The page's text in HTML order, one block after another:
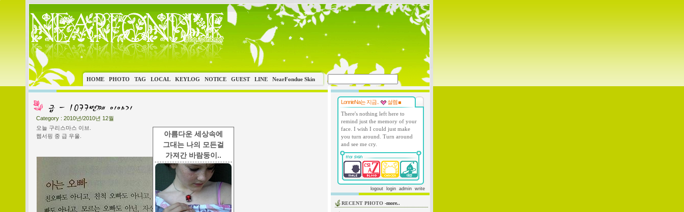
아름다운 세상속에
그대는 나의 모든걸
가져간 바람둥이..
HOME PHOTO TAG LOCAL KEYLOG NOTICE GUEST LINE NearFondue Skin
Category : 2010년/2010년 12월
오늘 구리스마스 이브.
웹서핑 중 급 우울.
LonnieNa는 지금..
설렘
There's nothing left here to
remind just the memory of your
face. I wish I could just make
you turn around. Turn around
and see me cry.
logout login admin write
RECENT PHOTO -more..